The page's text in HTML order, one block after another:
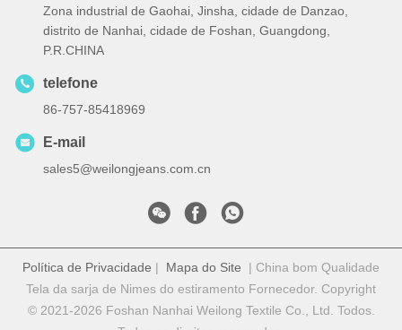
Zona industrial de Gaohai, Jinsha, cidade de Danzao,
distrito de Nanhai, cidade de Foshan, Guangdong,
P.R.CHINA
telefone
86-757-85418969
E-mail
sales5@weilongjeans.com.cn
Política de Privacidade | Mapa do Site | China bom Qualidade
Tela da sarja de Nimes do estiramento Fornecedor. Copyright
© 2021-2026 Foshan Nanhai Weilong Textile Co., Ltd. Todos.